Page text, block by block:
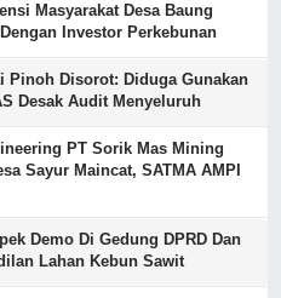
Masyarakat Desa Baung
Investor Perkebunan
Pinoh Disorot: Diduga Gunakan
Desak Audit Menyeluruh
PT Sorik Mas Mining
Sayur Maincat, SATMA AMPI
Demo Di Gedung DPRD Dan
Lahan Kebun Sawit